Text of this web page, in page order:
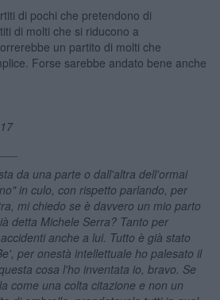
di pochi che pretendono di
di molti che si riducono a
un partito di molti che
Forse sarebbe andato bene anche
da una parte o dall'altra dell'ormai
in culo, con rispetto parlando, per
mi chiedo se è davvero un mio parto
à detta Michele Serra? Tanto per
anche a lui. Tutto è già stato
per onestà intellettuale ho palesato il
cosa l'ho inventata io, bravo. Se
come una colta citazione e non un